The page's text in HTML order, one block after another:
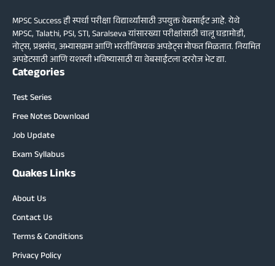
MPSC Success ही स्पर्धा परीक्षा विद्यार्थ्यांसाठी उपयुक्त वेबसाईट आहे. येथे
MPSC, Talathi, PSI, STI, Saralseva यांसारख्या परीक्षांसाठी चालू घडामोडी,
नोट्स, प्रश्नसंच, अभ्यासक्रम आणि भरतीविषयक अपडेट्स मोफत मिळतात. नियमित
अपडेटसाठी आणि यशस्वी भविष्यासाठी या वेबसाईटला दररोज भेट द्या.
Categories
Test Series
Free Notes Download
Job Update
Exam Syllabus
Quakes Links
About Us
Contact Us
Terms & Conditions
Privacy Policy